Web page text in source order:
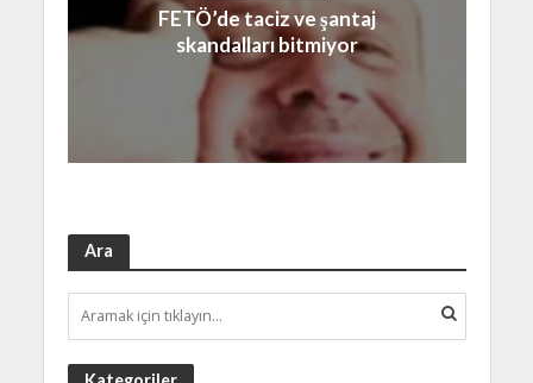
FETÖ’de taciz ve şantaj
skandalları bitmiyor
Ara